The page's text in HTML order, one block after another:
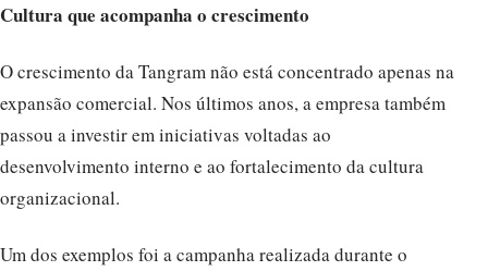
Cultura que acompanha o crescimento
O crescimento da Tangram não está concentrado apenas na
expansão comercial. Nos últimos anos, a empresa também
passou a investir em iniciativas voltadas ao
desenvolvimento interno e ao fortalecimento da cultura
organizacional.
Um dos exemplos foi a campanha realizada durante o